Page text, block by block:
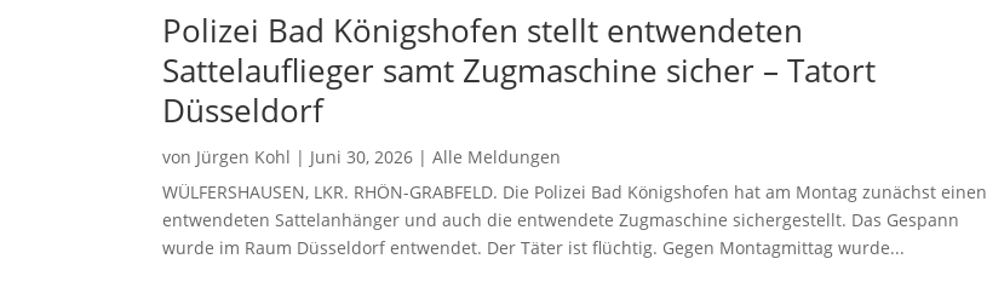
Polizei Bad Königshofen stellt entwendeten
Sattelauflieger samt Zugmaschine sicher – Tatort
Düsseldorf
von Jürgen Kohl | Juni 30, 2026 |Alle Meldungen
WÜLFERSHAUSEN, LKR. RHÖN-GRABFELD. Die Polizei Bad Königshofen hat am Montag zunächst einen
entwendeten Sattelanhänger und auch die entwendete Zugmaschine sichergestellt. Das Gespann
wurde im Raum Düsseldorf entwendet. Der Täter ist flüchtig. Gegen Montagmittag wurde...